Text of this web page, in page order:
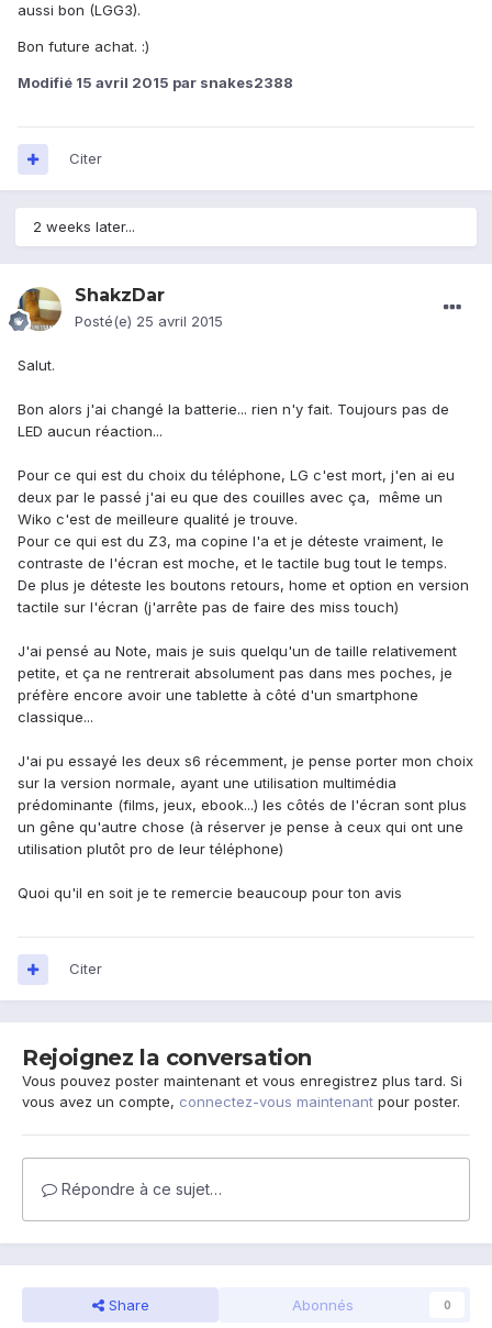
aussi bon (LGG3).
Bon future achat. :)
Modifié 15 avril 2015 par snakes2388
Citer
2 weeks later...
ShakzDar
Posté(e) 25 avril 2015
Salut.
Bon alors j'ai changé la batterie... rien n'y fait. Toujours pas de
LED aucun réaction...
Pour ce qui est du choix du téléphone, LG c'est mort, j'en ai eu
deux par le passé j'ai eu que des couilles avec ça, même un
Wiko c'est de meilleure qualité je trouve.
Pour ce qui est du Z3, ma copine l'a et je déteste vraiment, le
contraste de l'écran est moche, et le tactile bug tout le temps.
De plus je déteste les boutons retours, home et option en version
tactile sur l'écran (j'arrête pas de faire des miss touch)
J'ai pensé au Note, mais je suis quelqu'un de taille relativement
petite, et ça ne rentrerait absolument pas dans mes poches, je
préfère encore avoir une tablette à côté d'un smartphone
classique...
J'ai pu essayé les deux s6 récemment, je pense porter mon choix
sur la version normale, ayant une utilisation multimédia
prédominante (films, jeux, ebook...) les côtés de l'écran sont plus
un gêne qu'autre chose (à réserver je pense à ceux qui ont une
utilisation plutôt pro de leur téléphone)
Quoi qu'il en soit je te remercie beaucoup pour ton avis
Citer
Rejoignez la conversation
Vous pouvez poster maintenant et vous enregistrez plus tard. Si
vous avez un compte, connectez-vous maintenant pour poster.
Répondre à ce sujet…
Share Abonnés 0